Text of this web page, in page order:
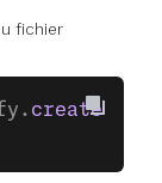
fichier